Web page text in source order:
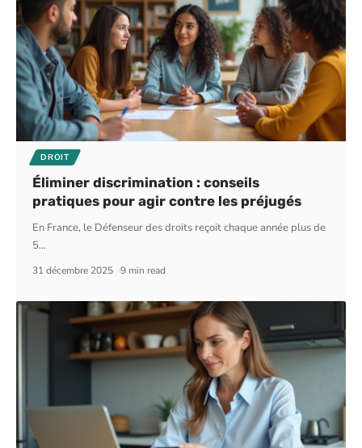
DROIT
Éliminer discrimination : conseils
pratiques pour agir contre les préjugés
En France, le Défenseur des droits reçoit chaque année plus de
5…
31 décembre 2025 9 min read